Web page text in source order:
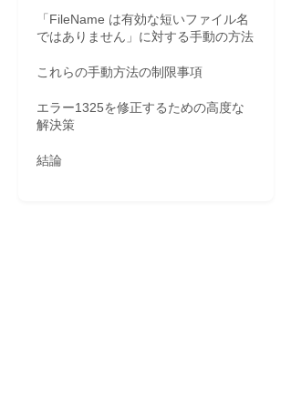
「FileName は有効な短いファイル名
ではありません」に対する手動の方法
これらの手動方法の制限事項
エラー1325を修正するための高度な
解決策
結論